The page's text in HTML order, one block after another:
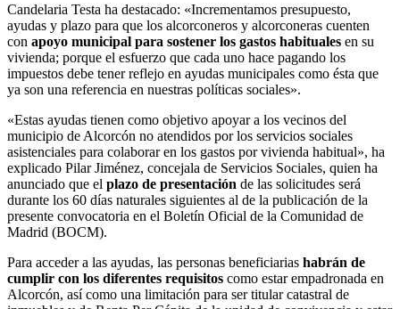
Candelaria Testa ha destacado: «Incrementamos presupuesto,
ayudas y plazo para que los alcorconeros y alcorconeras cuenten
con apoyo municipal para sostener los gastos habituales en su
vivienda; porque el esfuerzo que cada uno hace pagando los
impuestos debe tener reflejo en ayudas municipales como ésta que
ya son una referencia en nuestras políticas sociales».
«Estas ayudas tienen como objetivo apoyar a los vecinos del
municipio de Alcorcón no atendidos por los servicios sociales
asistenciales para colaborar en los gastos por vivienda habitual», ha
explicado Pilar Jiménez, concejala de Servicios Sociales, quien ha
anunciado que el plazo de presentación de las solicitudes será
durante los 60 días naturales siguientes al de la publicación de la
presente convocatoria en el Boletín Oficial de la Comunidad de
Madrid (BOCM).
Para acceder a las ayudas, las personas beneficiarias habrán de
cumplir con los diferentes requisitos como estar empadronada en
Alcorcón, así como una limitación para ser titular catastral de